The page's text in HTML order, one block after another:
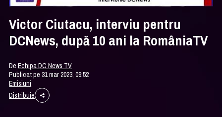
Victor Ciutacu, interviu pentru
DCNews, după 10 ani la RomâniaTV
DeEchipa DC News TV
Publicat pe 31 mar 2023, 09:52
Emisiuni
Distribuie